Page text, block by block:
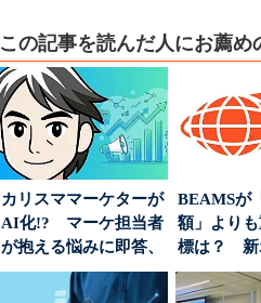
この記事を読んだ人にお薦め
カリスママーケターが
AI化!? マーケ担当者
が抱える悩みに即答、
実力は？
BEAMSが
額」より
標は？ 新
度の狙い